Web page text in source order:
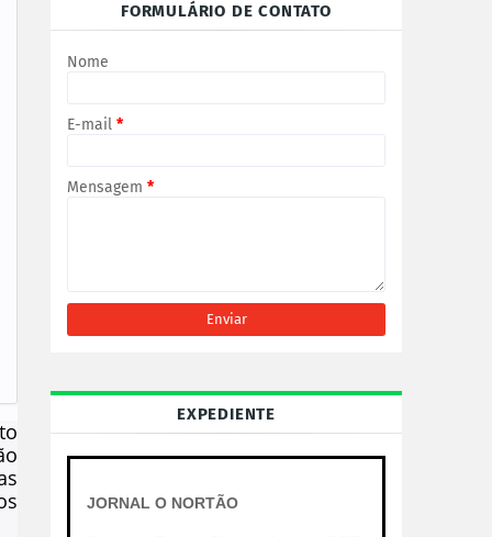
FORMULÁRIO DE CONTATO
Nome
E-mail *
Mensagem *
EXPEDIENTE
JORNAL O NORTÃO